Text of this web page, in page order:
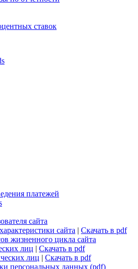
ставок
платежей
сайта
сайта | Скачать в pdf
жизненного цикла сайта
лиц | Скачать в pdf
лиц | Скачать в pdf
персональных данных (pdf)